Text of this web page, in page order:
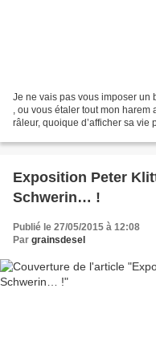
Je ne vais pas vous imposer un
, ou vous étaler tout mon
râleur, quoique d’afficher sa vie
Exposition Peter
Schwerin… !
Publié le 27/05/2015 à 12:08
Par grainsdesel